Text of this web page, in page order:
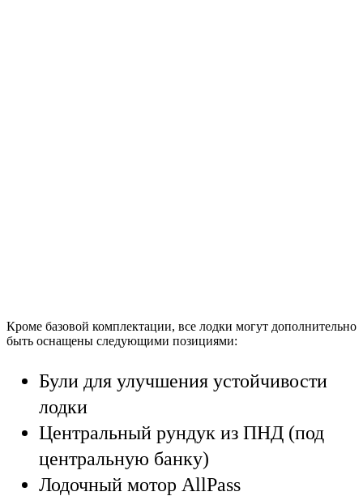
Кроме базовой комплектации, все лодки могут дополнительно
быть оснащены следующими позициями:
Були для улучшения устойчивости
лодки
Центральный рундук из ПНД (под
центральную банку)
Лодочный мотор AllPass